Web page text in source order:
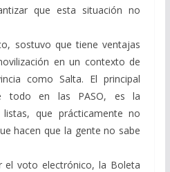
que esta situación no
sostuvo que tiene ventajas
en un contexto de
como Salta. El principal
todo en las PASO, es la
que prácticamente no
hacen que la gente no sabe
el voto electrónico, la Boleta